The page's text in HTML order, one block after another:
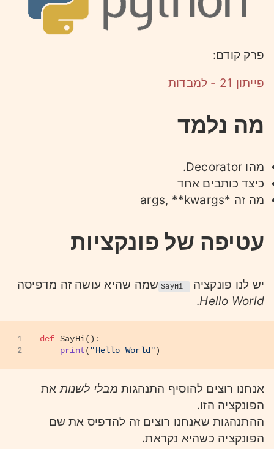
פרק קודם:
פייתון 21 - למבדות
מה נלמד
מהו Decorator.
כיצד כותבים אחד
מה זה *args, **kwargs
עטיפה של פונקציות
יש לנו פונקציה SayHi שמה שהיא עושה זה מדפיסה
Hello World
.
1
2
def SayHi():
print( "Hello World")
אנחנו רוצים להוסיף התנהגות מבלי לשנותאת
הפונקציה הזו.
ההתנהגות שאנחנו רוצים זה להדפיס את שם
הפונקציה כשהיא נקראת.